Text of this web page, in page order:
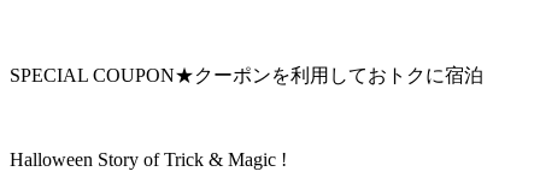
SPECIAL COUPON★クーポンを利用しておトクに宿泊
Halloween Story of Trick & Magic !